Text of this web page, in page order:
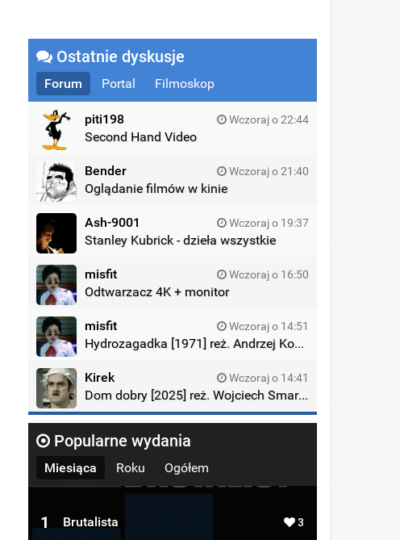
Ostatnie dyskusje
Forum Portal Filmoskop
piti198 Wczoraj o 22:44
Second Hand Video
Bender Wczoraj o 21:40
Oglądanie filmów w kinie
Ash-9001 Wczoraj o 19:37
Stanley Kubrick - dzieła wszystkie
misfit Wczoraj o 16:50
Odtwarzacz 4K + monitor
misfit Wczoraj o 14:51
Hydrozagadka [1971] reż. Andrzej Kondratiuk
Kirek Wczoraj o 14:41
Dom dobry [2025] reż. Wojciech Smarzowski
Popularne wydania
Miesiąca Roku Ogółem
1 Brutalista 3